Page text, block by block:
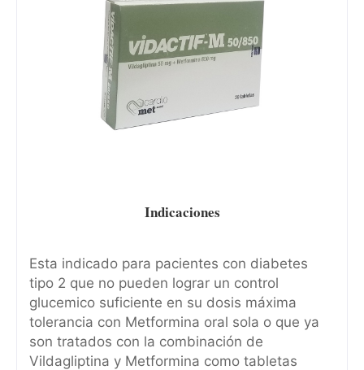
Indicaciones
Esta indicado para pacientes con diabetes
tipo 2 que no pueden lograr un control
glucemico suficiente en su dosis máxima
tolerancia con Metformina oral sola o que ya
son tratados con la combinación de
Vildagliptina y Metformina como tabletas